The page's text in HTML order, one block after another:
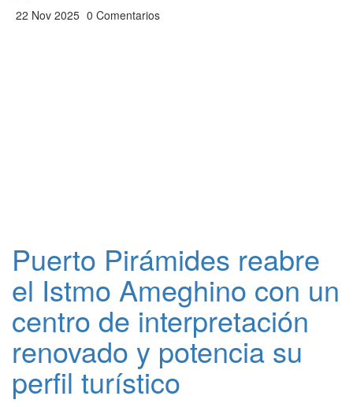
22 Nov 2025 0 Comentarios
Puerto Pirámides reabre
el Istmo Ameghino con un
centro de interpretación
renovado y potencia su
perfil turístico